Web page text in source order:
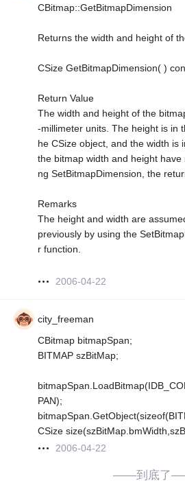
CBitmap::GetBitmapDimension
Returns the width and height of
CSize GetBitmapDimension( )
Return Value
The width and height of the
-millimeter units. The height is in
he CSize object, and the width is
the bitmap width and height
ng SetBitmapDimension, the
Remarks
The height and width are
previously by using the
r function.
2006-04-22
city_freeman
CBitmap bitmapSpan;
BITMAP szBitMap;
PAN);
CSize
2006-04-22
——到底了